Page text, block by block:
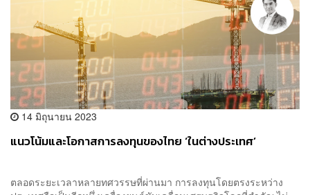
14 มิถุนายน 2023
แนวโน้มและโอกาสการลงทุนของไทย ‘ในต่างประเทศ’
ตลอดระยะเวลาหลายทศวรรษที่ผ่านมา การลงทุนโดยตรงระหว่าง